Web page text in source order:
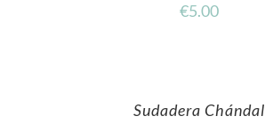
€5.00
Sudadera Chándal